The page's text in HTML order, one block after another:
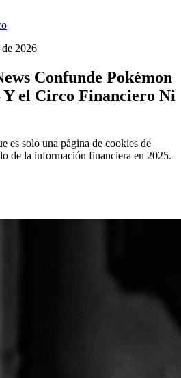
de 2026
Confunde Pokémon
el Circo Financiero Ni
es solo una página de cookies de
de la información financiera en 2025.